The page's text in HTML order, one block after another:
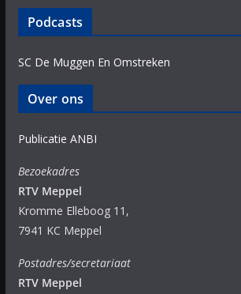
Podcasts
SC De Muggen En Omstreken
Over ons
Publicatie ANBI
Bezoekadres
RTV Meppel
Kromme Elleboog 11,
7941 KC Meppel
Postadres/secretariaat
RTV Meppel